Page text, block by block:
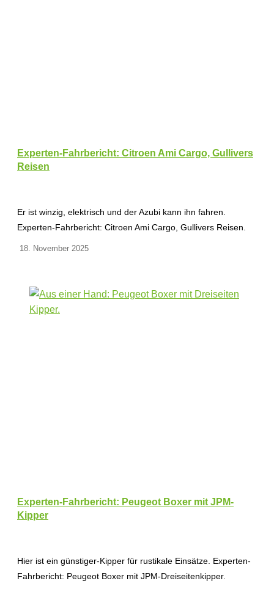
Experten-Fahrbericht: Citroen Ami Cargo, Gullivers
Reisen
Er ist winzig, elektrisch und der Azubi kann ihn fahren.
Experten-Fahrbericht: Citroen Ami Cargo, Gullivers Reisen.
18. November 2025
Experten-Fahrbericht: Peugeot Boxer mit JPM-
Kipper
Hier ist ein günstiger-Kipper für rustikale Einsätze. Experten-
Fahrbericht: Peugeot Boxer mit JPM-Dreiseitenkipper.